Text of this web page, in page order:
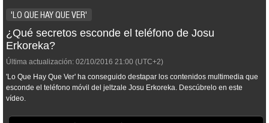
'LO QUE HAY QUE VER'
¿Qué secretos esconde el teléfono de Josu
Erkoreka?
Última actualización: 02/10/2016 21:00 (UTC+2)
'Lo Que Hay Que Ver' ha conseguido destapar los contenidos multimedia que
esconde el teléfono móvil del jeltzale Josu Erkoreka. Descúbrelo en este
vídeo.